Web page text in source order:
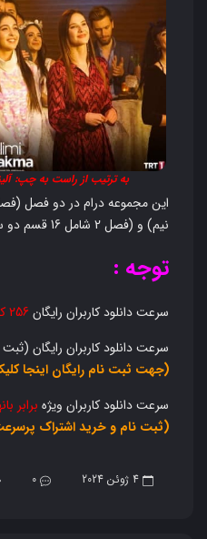
به ترتیب از راست به چپ:
نیم) و (فصل 2 شامل 16 قسم دو ساعت و نیم) تدوین شده است.
توجه :
سرعت دانلود کاربران رایگان 256 کیلوبایت
سرعت دانلود کاربران رایگان
(جهت ثبت نام رایگان اینجا
سرعت دانلود کاربران ویژه برابر
(ثبت نام و خرید اشتراک
4 ژوئن 2024 0